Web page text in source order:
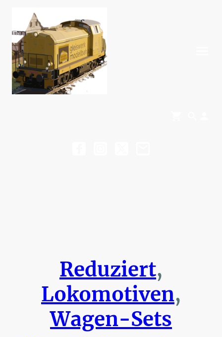
Reduziert,
Lokomotiven,
Wagen-Sets